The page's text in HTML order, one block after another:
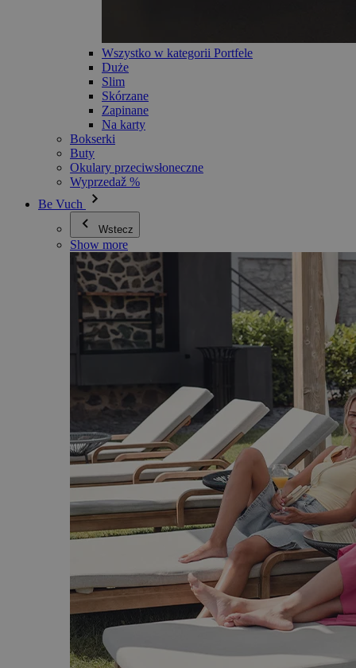
Wszystko w kategorii Portfele
Duże
Slim
Skórzane
Zapinane
Na karty
Bokserki
Buty
Okulary przeciwsłoneczne
Wyprzedaž %
Be Vuch
Wstecz
Show more